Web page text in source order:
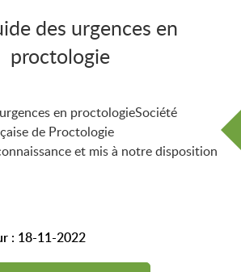
des urgences en
proctologie
en proctologieSociété
de Proctologie
et mis à notre disposition
: 18-11-2022